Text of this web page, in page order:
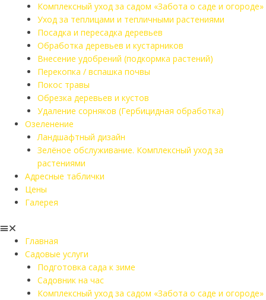
Комплексный уход за садом «Забота о саде и огороде»
Уход за теплицами и тепличными растениями
Посадка и пересадка деревьев
Обработка деревьев и кустарников
Внесение удобрений (подкормка растений)
Перекопка / вспашка почвы
Покос травы
Обрезка деревьев и кустов
Удаление сорняков (Гербицидная обработка)
Озеленение
Ландшафтный дизайн
Зелёное обслуживание. Комплексный уход за
растениями
Адресные таблички
Цены
Галерея
Главная
Садовые услуги
Подготовка сада к зиме
Садовник на час
Комплексный уход за садом «Забота о саде и огороде»